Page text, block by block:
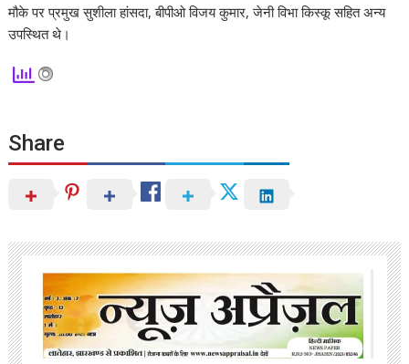
मौके पर प्रमुख सुशीला हांसदा, बीपीओ विजय कुमार, जेनी विभा किस्कू सहित अन्य
उपस्थित थे।
Share